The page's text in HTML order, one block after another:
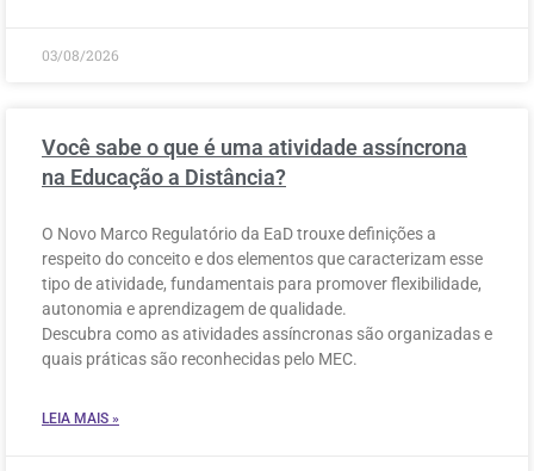
03/08/2026
Você sabe o que é uma atividade assíncrona
na Educação a Distância?
O Novo Marco Regulatório da EaD trouxe definições a
respeito do conceito e dos elementos que caracterizam esse
tipo de atividade, fundamentais para promover flexibilidade,
autonomia e aprendizagem de qualidade.
Descubra como as atividades assíncronas são organizadas e
quais práticas são reconhecidas pelo MEC.
LEIA MAIS »